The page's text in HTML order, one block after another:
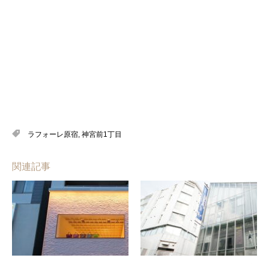
ラフォーレ原宿, 神宮前1丁目
関連記事